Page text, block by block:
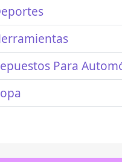
Para